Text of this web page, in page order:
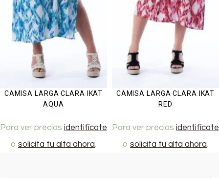
CAMISA LARGA CLARA IKAT
AQUA
Para ver precios identifícate
o solicita tu alta ahora.
CAMISA LARGA CLARA IKAT
RED
Para ver precios identifícate
o solicita tu alta ahora.